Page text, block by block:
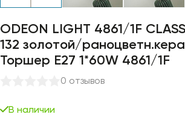
ODEON LIGHT 4861/1F
132 золотой/
Торшер E27 1*60W 4861/1F
0 отзывов
В наличии